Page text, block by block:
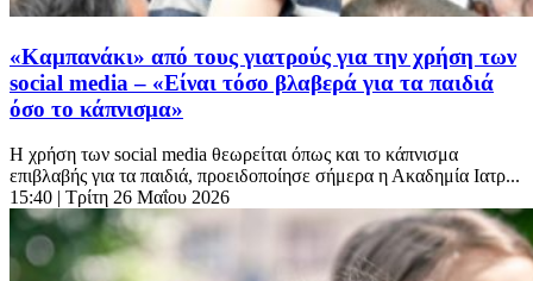
«Καμπανάκι» από τους γιατρούς για την χρήση των
social media – «Είναι τόσο βλαβερά για τα παιδιά
όσο το κάπνισμα»
Η χρήση των social media θεωρείται όπως και το κάπνισμα
επιβλαβής για τα παιδιά, προειδοποίησε σήμερα η Ακαδημία Ιατρ...
15:40 | Τρίτη 26 Μαΐου 2026